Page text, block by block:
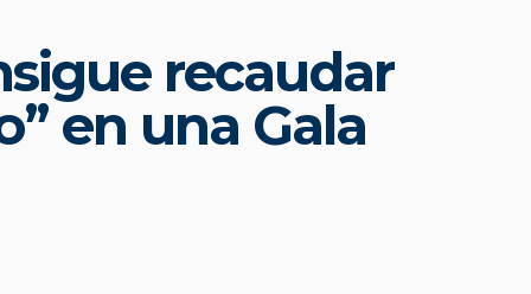
recaudar
en una Gala